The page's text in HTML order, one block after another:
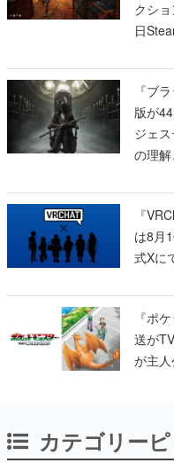
クシ
日
『ブ
版が
ジェ
の理
『
は8月
式Xに
『ポ
送が
が主
カテゴリー